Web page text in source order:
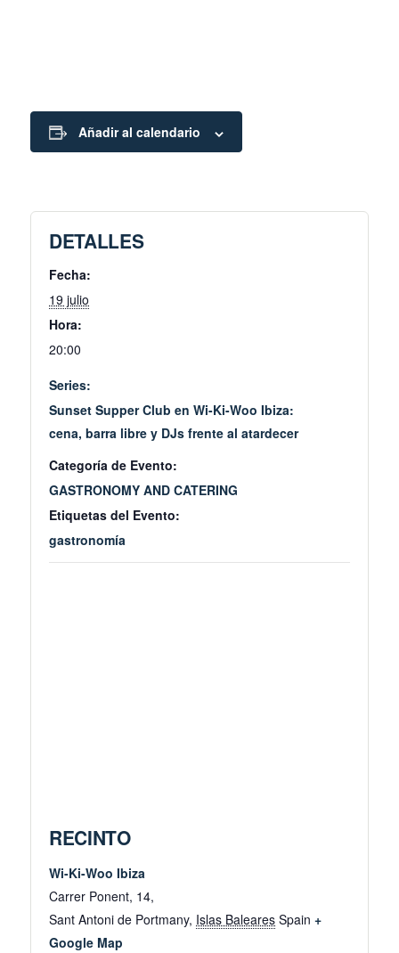
Añadir al calendario
DETALLES
Fecha:
19 julio
Hora:
20:00
Series:
Sunset Supper Club en Wi-Ki-Woo Ibiza:
cena, barra libre y DJs frente al atardecer
Categoría de Evento:
GASTRONOMY AND CATERING
Etiquetas del Evento:
gastronomía
RECINTO
Wi-Ki-Woo Ibiza
Carrer Ponent, 14,
Sant Antoni de Portmany, Islas Baleares Spain +
Google Map